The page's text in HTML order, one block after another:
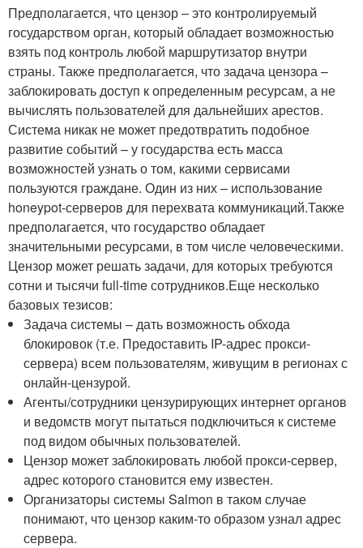
Предполагается, что цензор – это контролируемый
государством орган, который обладает возможностью
взять под контроль любой маршрутизатор внутри
страны. Также предполагается, что задача цензора –
заблокировать доступ к определенным ресурсам, а не
вычислять пользователей для дальнейших арестов.
Система никак не может предотвратить подобное
развитие событий – у государства есть масса
возможностей узнать о том, какими сервисами
пользуются граждане. Один из них – использование
honeypot-серверов для перехвата коммуникаций.Также
предполагается, что государство обладает
значительными ресурсами, в том числе человеческими.
Цензор может решать задачи, для которых требуются
сотни и тысячи full-time сотрудников.Еще несколько
базовых тезисов:
Задача системы – дать возможность обхода
блокировок (т.е. Предоставить IP-адрес прокси-
сервера) всем пользователям, живущим в регионах с
онлайн-цензурой.
Агенты/сотрудники цензурирующих интернет органов
и ведомств могут пытаться подключиться к системе
под видом обычных пользователей.
Цензор может заблокировать любой прокси-сервер,
адрес которого становится ему известен.
Организаторы системы Salmon в таком случае
понимают, что цензор каким-то образом узнал адрес
сервера.